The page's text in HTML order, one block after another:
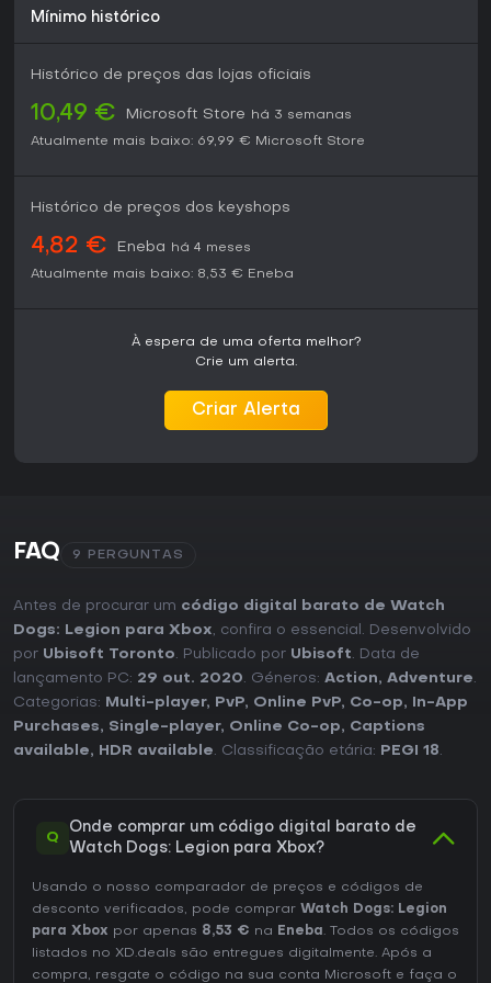
jogadores que gostam de variedade baseada em
onde roda de forma nativa e permite ajustes de
desempenho. Quem procura conteúdo de serviço ao vivo
contínuo pode achar o estado atual menos atrativo, mas o
ciclo central de recrutamento e flexibilidade tática continua
Mínimo histórico
Histórico de preços das lojas oficiais
10,49 € Microsoft Store há 3 semanas
Atualmente mais baixo: 69,99 € Microsoft Store
Histórico de preços dos keyshops
4,82 € Eneba há 4 meses
Atualmente mais baixo: 8,53 € Eneba
À espera de uma oferta melhor?
Crie um alerta.
Criar Alerta
FAQ 9 PERGUNTAS
Antes de procurar um código digital barato de Watch
Dogs: Legion para Xbox, confira o essencial. Desenvolvido
por Ubisoft Toronto. Publicado por Ubisoft. Data de
lançamento PC: 29 out. 2020. Géneros: Action, Adventure.
Categorias:
Multi-player, PvP, Online PvP, Co-op,
In-App
Purchases, Single-player, Online Co-op, Captions
available, HDR available. Classificação etária: PEGI 18.
Q
Onde comprar um código digital barato de
Watch Dogs: Legion para Xbox?
Usando o nosso comparador de preços e códigos de
desconto verificados, pode comprar Watch Dogs: Legion
para Xbox por apenas 8,53 € na Eneba. Todos os códigos
listados no XD.deals são entregues digitalmente. Após a
compra, resgate o código na sua conta Microsoft e faça o